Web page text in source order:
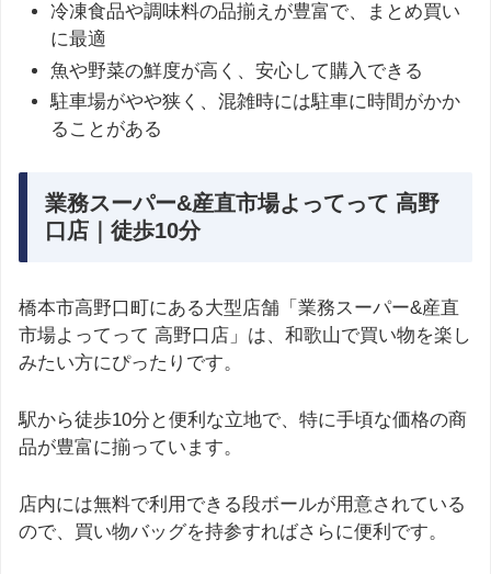
冷凍食品や調味料の品揃えが豊富で、まとめ買い
に最適
魚や野菜の鮮度が高く、安心して購入できる
駐車場がやや狭く、混雑時には駐車に時間がかか
ることがある
業務スーパー&産直市場よってって 高野
口店｜徒歩10分
橋本市高野口町にある大型店舗「業務スーパー&産直
市場よってって 高野口店」は、和歌山で買い物を楽し
みたい方にぴったりです。
駅から徒歩10分と便利な立地で、特に手頃な価格の商
品が豊富に揃っています。
店内には無料で利用できる段ボールが用意されている
ので、買い物バッグを持参すればさらに便利です。